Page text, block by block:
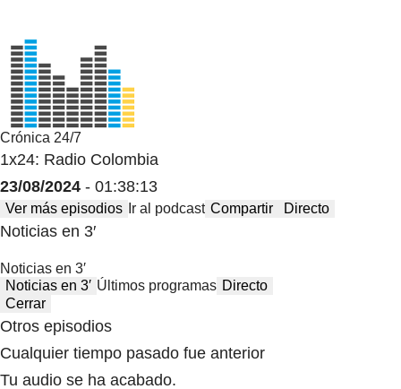
Crónica 24/7
1x24: Radio Colombia
23/08/2024 - 01:38:13
Ver más episodios Ir al podcast Compartir Directo
Noticias en 3′
Noticias en 3′
Noticias en 3′ Últimos programas Directo
Cerrar
Otros episodios
Cualquier tiempo pasado fue anterior
Tu audio se ha acabado.